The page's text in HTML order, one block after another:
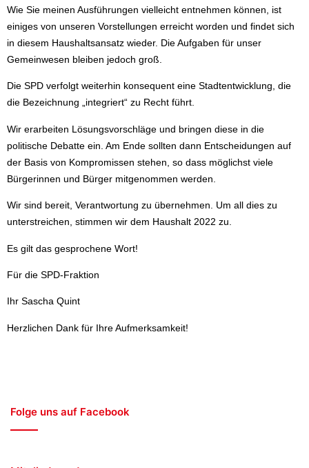
Wie Sie meinen Ausführungen vielleicht entnehmen können, ist
einiges von unseren Vorstellungen erreicht worden und findet sich
in diesem Haushaltsansatz wieder. Die Aufgaben für unser
Gemeinwesen bleiben jedoch groß.
Die SPD verfolgt weiterhin konsequent eine Stadtentwicklung, die
die Bezeichnung „integriert“ zu Recht führt.
Wir erarbeiten Lösungsvorschläge und bringen diese in die
politische Debatte ein. Am Ende sollten dann Entscheidungen auf
der Basis von Kompromissen stehen, so dass möglichst viele
Bürgerinnen und Bürger mitgenommen werden.
Wir sind bereit, Verantwortung zu übernehmen. Um all dies zu
unterstreichen, stimmen wir dem Haushalt 2022 zu.
Es gilt das gesprochene Wort!
Für die SPD-Fraktion
Ihr Sascha Quint
Herzlichen Dank für Ihre Aufmerksamkeit!
Folge uns auf Facebook